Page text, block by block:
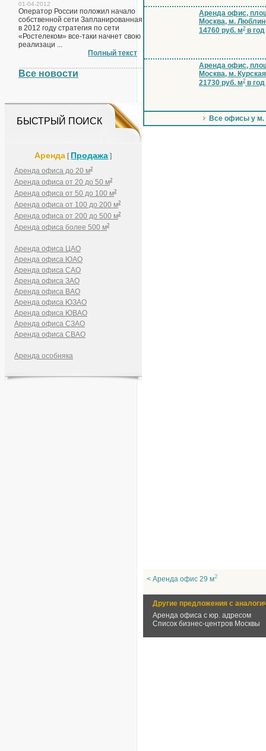
01-04-2012
Оператор России положил начало
собственной сети Запланированная
в 2012 году стратегия по сети
«Ростелеком» все-таки начнет свою
реализаци ...
Полный текст
Все новости
БЫСТРЫЙ ПОИСК
Аренда [ Продажа ]
Аренда офиса до 20 м2
Аренда офиса от 20 до 50 м2
Аренда офиса от 50 до 100 м2
Аренда офиса от 100 до 200 м2
Аренда офиса от 200 до 500 м2
Аренда офиса более 500 м2
Аренда офиса ЦАО
Аренда офиса ЮАО
Аренда офиса САО
Аренда офиса ЗАО
Аренда офиса ВАО
Аренда офиса ЮЗАО
Аренда офиса ЮВАО
Аренда офиса СЗАО
Аренда офиса СВАО
Аренда особняка
Аренда офис,
Москва, м.
14760 руб. м2 в год
Аренда офис,
Москва, м. Курская
21730 руб. м2 в год
Все офисы у м.
< Аренда офис 29 м2
Другие предложения с
Аренда офиса с юр. адресом
Список бизнес-центров Москвы